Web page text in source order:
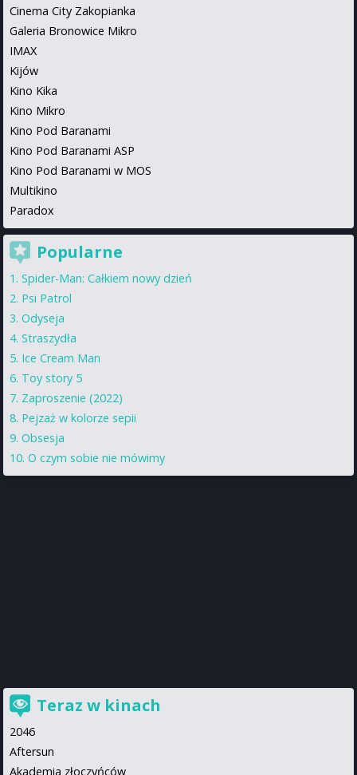
Cinema City Zakopianka
Galeria Bronowice Mikro
IMAX
Kijów
Kino Kika
Kino Mikro
Kino Pod Baranami
Kino Pod Baranami ASP
Kino Pod Baranami w MOS
Multikino
Paradox
Popularne
Spider-Man: Całkiem nowy dzień
Psi Patrol
Odyseja
Straszydła
Ice Cream Man
Toy story 5
Zaproszenie (2022)
Pejzaż w kolorze sepii
Obsesja
O czym sobie nie mówimy
Teraz w kinach
2046
Aftersun
Akademia złoczyńców